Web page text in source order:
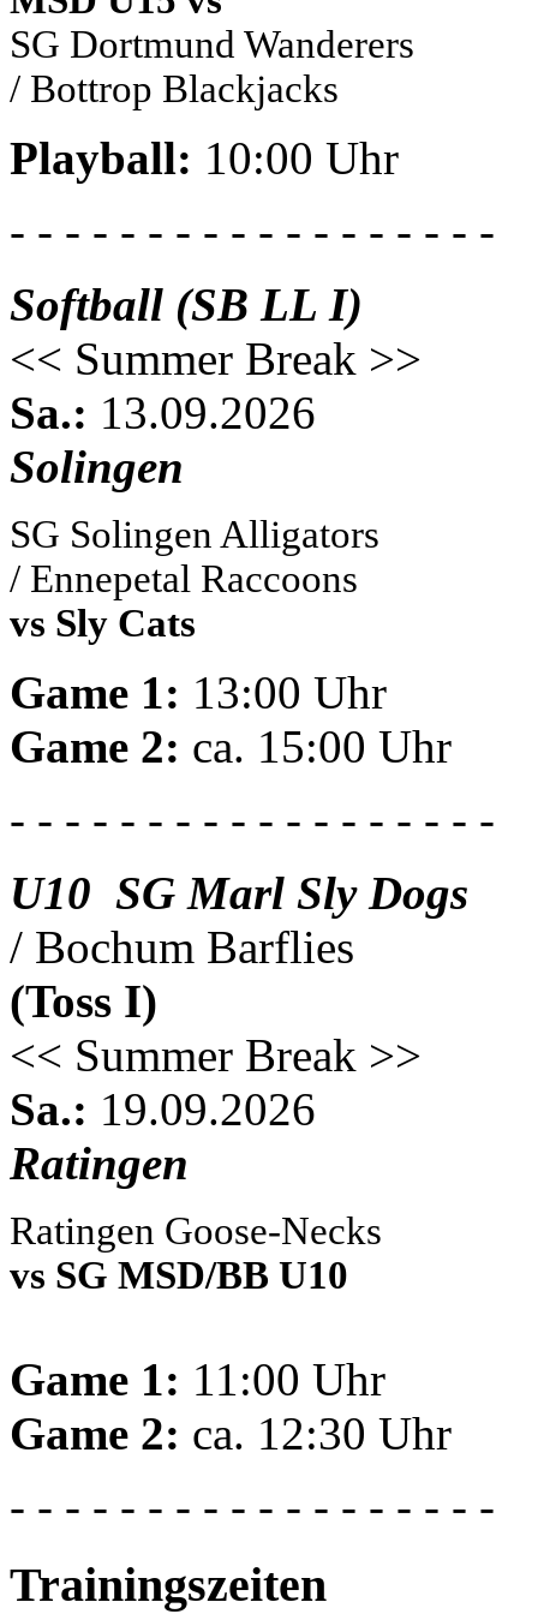
SG Dortmund Wanderers
/ Bottrop Blackjacks
Playball: 10:00 Uhr
- - - - - - - - - - - - - - - - - -
Softball (SB LL I)
<< Summer Break >>
Sa.: 13.09.2026
Solingen
SG Solingen Alligators
/ Ennepetal Raccoons
vs Sly Cats
Game 1: 13:00 Uhr
Game 2: ca. 15:00 Uhr
- - - - - - - - - - - - - - - - - -
U10 SG Marl Sly Dogs
/ Bochum Barflies
(Toss I)
<< Summer Break >>
Sa.: 19.09.2026
Ratingen
Ratingen Goose-Necks
vs SG MSD/BB U10
Game 1: 11:00 Uhr
Game 2: ca. 12:30 Uhr
- - - - - - - - - - - - - - - - - -
Trainingszeiten